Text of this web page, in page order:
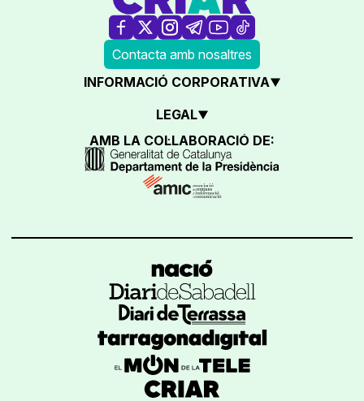
Contacta amb nosaltres
INFORMACIÓ CORPORATIVA
LEGAL
AMB LA COL·LABORACIÓ DE: